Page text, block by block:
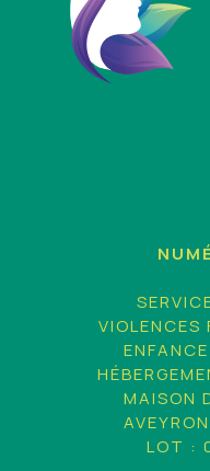
VIOLENCES
MAISON
LOT :